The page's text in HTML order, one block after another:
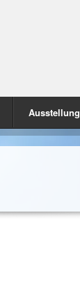
Ausstellung